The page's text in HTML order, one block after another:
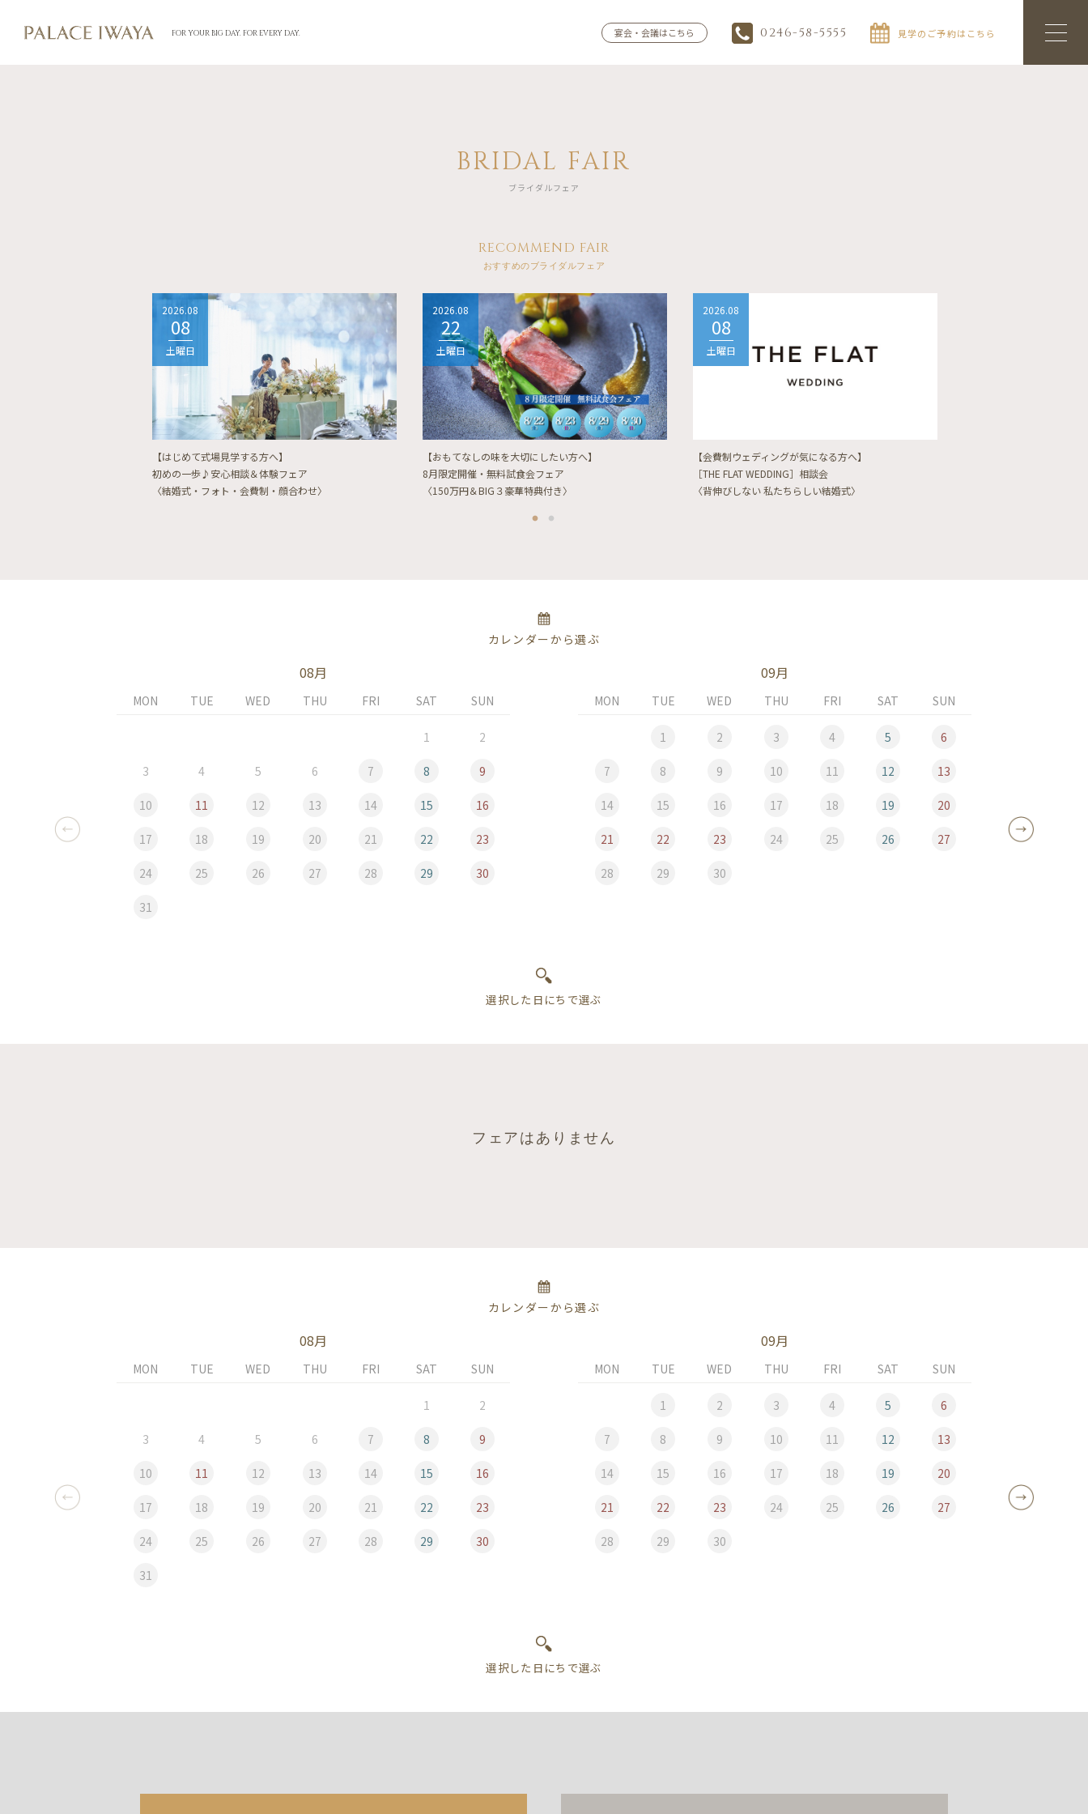
FOR YOUR BIG DAY. FOR EVERY DAY. 宴会・会議はこちら 0246-58-5555 見学のご予約はこちら
BRIDAL FAIR
ブライダルフェア
RECOMMEND FAIR
おすすめのブライダルフェア
2026.08
08
土曜日
【はじめて式場見学する方へ】
初めの一歩♪安心相談＆体験フェア
〈結婚式・フォト・会費制・顔合わせ〉
2026.08
22
土曜日
【おもてなしの味を大切にしたい方へ】
8月限定開催・無料試食会フェア
〈150万円＆BIG３豪華特典付き〉
2026.08
08
土曜日
【会費制ウェディングが気になる方へ】
［THE FLAT WEDDING］相談会
〈背伸びしない 私たちらしい結婚式〉
カレンダーから選ぶ
08月
MON TUE WED THU FRI SAT SUN
1 2
3 4 5 6 7 8 9
10 11 12 13 14 15 16
17 18 19 20 21 22 23
24 25 26 27 28 29 30
31
09月
MON TUE WED THU FRI SAT SUN
1 2 3 4 5 6
7 8 9 10 11 12 13
14 15 16 17 18 19 20
21 22 23 24 25 26 27
28 29 30
フェアはありません
カレンダーから選ぶ
08月
MON TUE WED THU FRI SAT SUN
1 2
3 4 5 6 7 8 9
10 11 12 13 14 15 16
17 18 19 20 21 22 23
24 25 26 27 28 29 30
31
09月
MON TUE WED THU FRI SAT SUN
1 2 3 4 5 6
7 8 9 10 11 12 13
14 15 16 17 18 19 20
21 22 23 24 25 26 27
28 29 30